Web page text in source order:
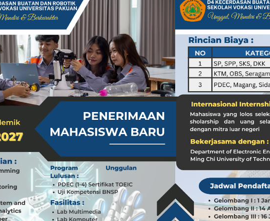
Pelajaran Berharga dari Kasus dr. Tifa dan Roy Suryo
Erling Haaland: Koleksi Tas Mewah yang Menginspirasi
Menteri PAN-RB: Peran ASN dalam Penyampaian Informasi yang Akurat
Menteri PAN-RB: Pilar Penyampaian Informasi yang Akurat untuk Masyarakat
Inovasi Teknologi di Timur Tengah: Membuka Peluang Baru
Detik-Detik yang Mengubah Dunia Teknologi
Hari Pelaut Sedunia: Menghargai Peran Pelaut di Balik Kemakmuran Bangsa
Gempa Dashyat di Venezuela: Kondisi WNI dan Dampak Global
Hari Pelaut Sedunia: Menghargai Peran Penting Pelaut dalam Perekonomian Global